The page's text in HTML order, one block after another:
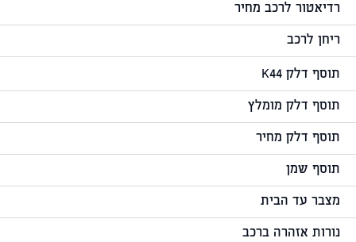
רדיאטור לרכב מחיר
ריחן לרכב
תוסף דלק K44
תוסף דלק מומלץ
תוסף דלק מחיר
תוסף שמן
מצבר עד הבית
נורות אזהרה ברכב